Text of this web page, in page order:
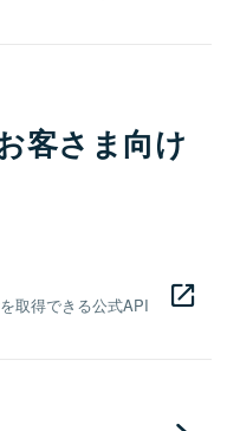
客さま向け
取得できる公式API